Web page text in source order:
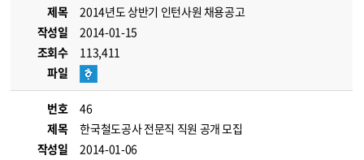
제목
2014년도 상반기 인턴사원 채용공고
작성일
2014-01-15
조회수
113,411
파일
번호
46
제목
한국철도공사 전문직 직원 공개 모집
작성일
2014-01-06